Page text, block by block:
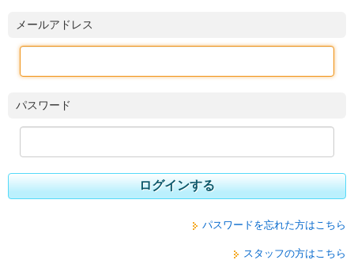
メールアドレス
パスワード
ログインする
パスワードを忘れた方はこちら
スタッフの方はこちら